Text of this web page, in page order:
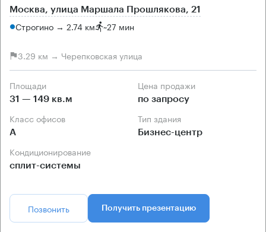
Москва, улица Маршала Прошлякова, 21
Строгино → 2.74 км ~27 мин
3.29 км → Черепковская улица
Площади
31 — 149 кв.м
Цена продажи
по запросу
Класс офисов
А
Тип здания
Бизнес-центр
Кондиционирование
сплит-системы
Позвонить Получить презентацию